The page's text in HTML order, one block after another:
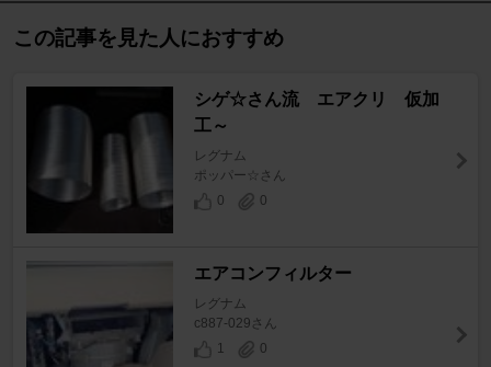
この記事を見た人におすすめ
シゲ☆さん流 エアクリ 仮加
工～
レグナム
ポッパー☆さん
0
0
エアコンフィルター
レグナム
c887-029さん
1
0